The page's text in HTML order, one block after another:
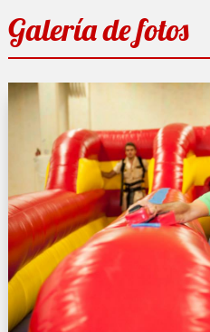
Galería de fotos